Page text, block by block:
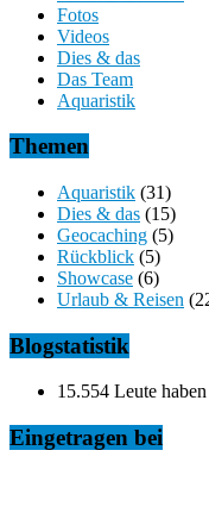
Fotos
Videos
Dies & das
Das Team
Aquaristik
Themen
Aquaristik (31)
Dies & das (15)
Geocaching (5)
Rückblick (5)
Showcase (6)
Urlaub & Reisen
Blogstatistik
15.554 Leute
Eingetragen bei